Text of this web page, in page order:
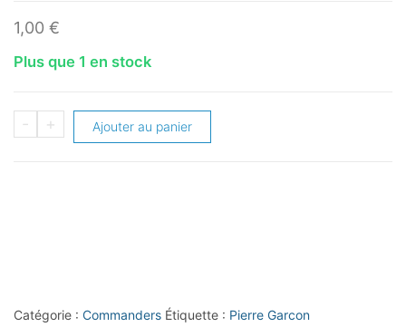
1,00 €
Plus que 1 en stock
-
quantité
+ Ajouter au panier
Catégorie : Commanders Étiquette : Pierre Garcon